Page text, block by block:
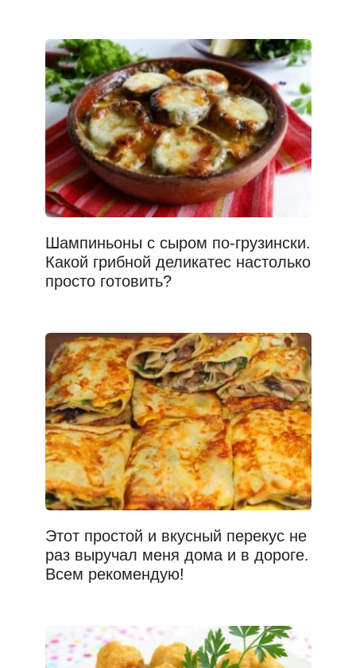
Шампиньоны с сыром по-грузински.
Какой грибной деликатес настолько
просто готовить?
Этот простой и вкусный перекус не
раз выручал меня дома и в дороге.
Всем рекомендую!